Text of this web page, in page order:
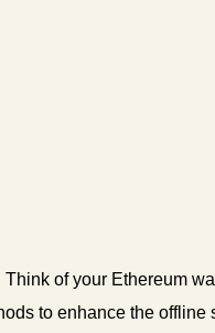
of your Ethereum
to enhance the offline